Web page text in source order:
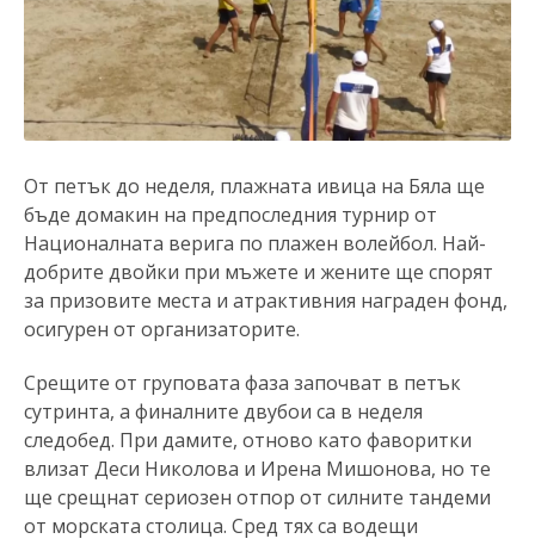
От петък до неделя, плажната ивица на Бяла ще
бъде домакин на предпоследния турнир от
Националната верига по плажен волейбол. Най-
добрите двойки при мъжете и жените ще спорят
за призовите места и атрактивния награден фонд,
осигурен от организаторите.
Срещите от груповата фаза започват в петък
сутринта, а финалните двубои са в неделя
следобед. При дамите, отново като фаворитки
влизат Деси Николова и Ирена Мишонова, но те
ще срещнат сериозен отпор от силните тандеми
от морската столица. Сред тях са водещи